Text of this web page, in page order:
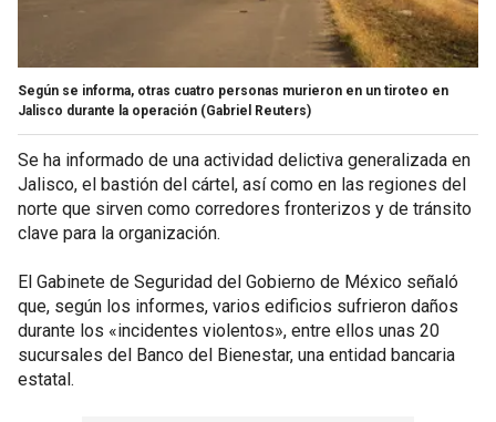
Según se informa, otras cuatro personas murieron en un tiroteo en
Jalisco durante la operación (Gabriel Reuters)
Se ha informado de una actividad delictiva generalizada en
Jalisco, el bastión del cártel, así como en las regiones del
norte que sirven como corredores fronterizos y de tránsito
clave para la organización.
El Gabinete de Seguridad del Gobierno de México señaló
que, según los informes, varios edificios sufrieron daños
durante los «incidentes violentos», entre ellos unas 20
sucursales del Banco del Bienestar, una entidad bancaria
estatal.